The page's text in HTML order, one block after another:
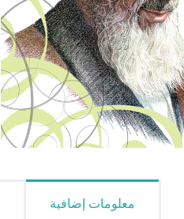
معلومات إضافية